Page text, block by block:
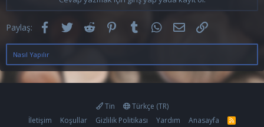
Paylaş: Facebook
TwitterReddit PinterestTumblrWhatsApp
E-postaLink
Nasıl Yapılır
Tin
Türkçe (TR)
İletişim
Koşullar Gizlilik Politikası Yardım Anasayfa
R